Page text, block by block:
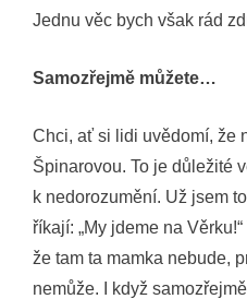
Jednu věc bych však rád
Samozřejmě můžete…
Chci, ať si lidi uvědomí, že
Špinarovou. To je důležité
k nedorozumění. Už jsem
říkají: „My jdeme na
že tam ta mamka nebude,
nemůže. I když